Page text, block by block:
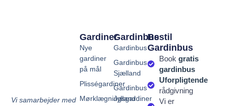
Vi samarbejder med
Gardinbus
Gardinbus
Gardinbus
Sjælland
Gardinbus
Jylland
Gardiner
Nye
gardiner
på mål
Plisségardiner
Mørklægningsgardiner
Bestil
Gardinbus
Book gratis
gardinbus
Uforpligtende
rådgivning
Vi er